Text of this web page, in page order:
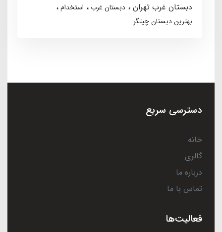
دبستان غرب تهران
دبستان غرب
استخدام
بهترین دبستان چیتگر
دسترسی سریع
خانه
گالری
درباره ما
تماس با ما
فعالیت‌ها